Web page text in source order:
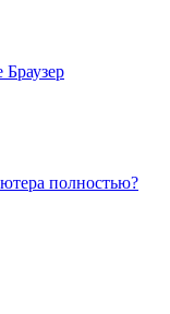
Браузер
полностью?